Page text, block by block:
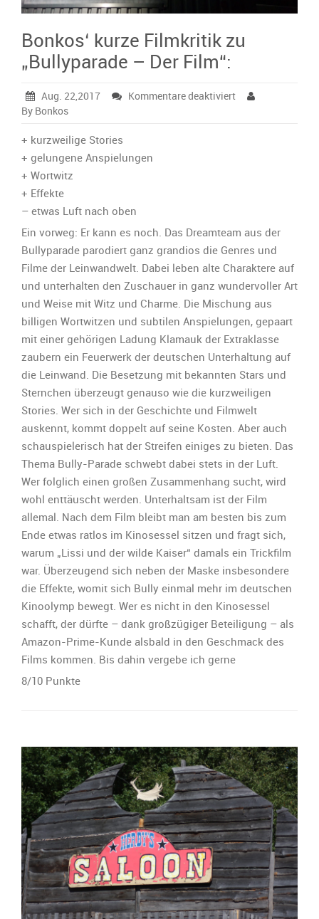
Bonkos‘ kurze Filmkritik zu
„Bullyparade – Der Film“:
Aug. 22,2017 Kommentare deaktiviertfür
By Bonkos
+ kurzweilige Stories
+ gelungene Anspielungen
+ Wortwitz
+ Effekte
– etwas Luft nach oben
Ein vorweg: Er kann es noch. Das Dreamteam aus der
Bullyparade parodiert ganz grandios die Genres und
Filme der Leinwandwelt. Dabei leben alte Charaktere auf
und unterhalten den Zuschauer in ganz wundervoller Art
und Weise mit Witz und Charme. Die Mischung aus
billigen Wortwitzen und subtilen Anspielungen, gepaart
mit einer gehörigen Ladung Klamauk der Extraklasse
zaubern ein Feuerwerk der deutschen Unterhaltung auf
die Leinwand. Die Besetzung mit bekannten Stars und
Sternchen überzeugt genauso wie die kurzweiligen
Stories. Wer sich in der Geschichte und Filmwelt
auskennt, kommt doppelt auf seine Kosten. Aber auch
schauspielerisch hat der Streifen einiges zu bieten. Das
Thema Bully-Parade schwebt dabei stets in der Luft.
Wer folglich einen großen Zusammenhang sucht, wird
wohl enttäuscht werden. Unterhaltsam ist der Film
allemal. Nach dem Film bleibt man am besten bis zum
Ende etwas ratlos im Kinosessel sitzen und fragt sich,
warum „Lissi und der wilde Kaiser“ damals ein Trickfilm
war. Überzeugend sich neben der Maske insbesondere
die Effekte, womit sich Bully einmal mehr im deutschen
Kinoolymp bewegt. Wer es nicht in den Kinosessel
schafft, der dürfte – dank großzügiger Beteiligung – als
Amazon-Prime-Kunde alsbald in den Geschmack des
Films kommen. Bis dahin vergebe ich gerne
8/10 Punkte